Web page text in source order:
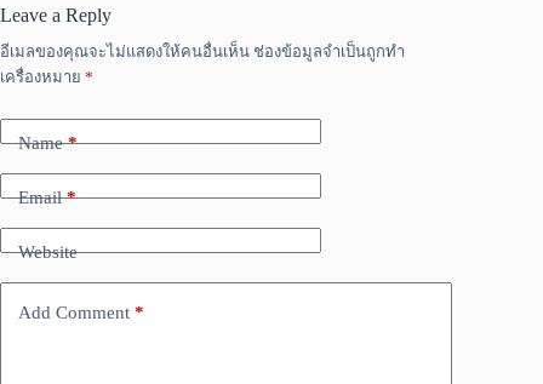
Leave a Reply
อีเมลของคุณจะไม่แสดงให้คนอื่นเห็น ช่องข้อมูลจำเป็นถูกทำ
เครื่องหมาย *
Name*
Email*
Website
Add Comment *